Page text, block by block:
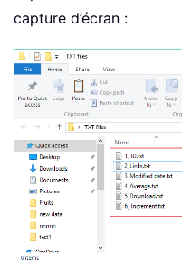
capture d’écran :